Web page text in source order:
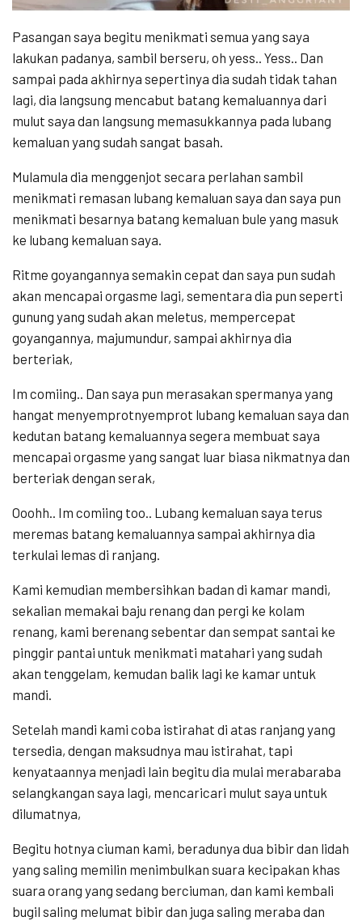
Pasangan saya begitu menikmati semua yang saya
lakukan padanya, sambil berseru, oh yess.. Yess.. Dan
sampai pada akhirnya sepertinya dia sudah tidak tahan
lagi, dia langsung mencabut batang kemaluannya dari
mulut saya dan langsung memasukkannya pada lubang
kemaluan yang sudah sangat basah.
Mulamula dia menggenjot secara perlahan sambil
menikmati remasan lubang kemaluan saya dan saya pun
menikmati besarnya batang kemaluan bule yang masuk
ke lubang kemaluan saya.
Ritme goyangannya semakin cepat dan saya pun sudah
akan mencapai orgasme lagi, sementara dia pun seperti
gunung yang sudah akan meletus, mempercepat
goyangannya, majumundur, sampai akhirnya dia
berteriak,
Im comiing.. Dan saya pun merasakan spermanya yang
hangat menyemprotnyemprot lubang kemaluan saya dan
kedutan batang kemaluannya segera membuat saya
mencapai orgasme yang sangat luar biasa nikmatnya dan
berteriak dengan serak,
Ooohh.. Im comiing too.. Lubang kemaluan saya terus
meremas batang kemaluannya sampai akhirnya dia
terkulai lemas di ranjang.
Kami kemudian membersihkan badan di kamar mandi,
sekalian memakai baju renang dan pergi ke kolam
renang, kami berenang sebentar dan sempat santai ke
pinggir pantai untuk menikmati matahari yang sudah
akan tenggelam, kemudan balik lagi ke kamar untuk
mandi.
Setelah mandi kami coba istirahat di atas ranjang yang
tersedia, dengan maksudnya mau istirahat, tapi
kenyataannya menjadi lain begitu dia mulai merabaraba
selangkangan saya lagi, mencaricari mulut saya untuk
dilumatnya,
Begitu hotnya ciuman kami, beradunya dua bibir dan lidah
yang saling memilin menimbulkan suara kecipakan khas
suara orang yang sedang berciuman, dan kami kembali
bugil saling melumat bibir dan juga saling meraba dan